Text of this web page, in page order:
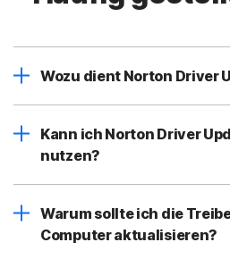
Wozu dient Norton Driver
Kann ich Norton Driver
nutzen?
Warum sollte ich die
Computer aktualisieren?